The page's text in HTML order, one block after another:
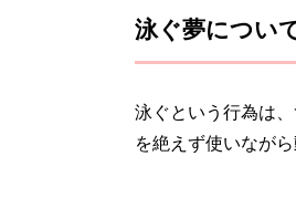
泳ぐ夢につい
泳ぐという行為は
を絶えず使いなが